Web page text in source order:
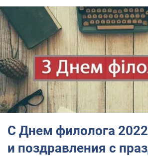
С Днем филолога
и поздравления с